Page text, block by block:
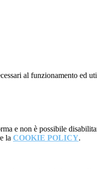
al funzionamento ed
e non è possibile
la COOKIE POLICY.